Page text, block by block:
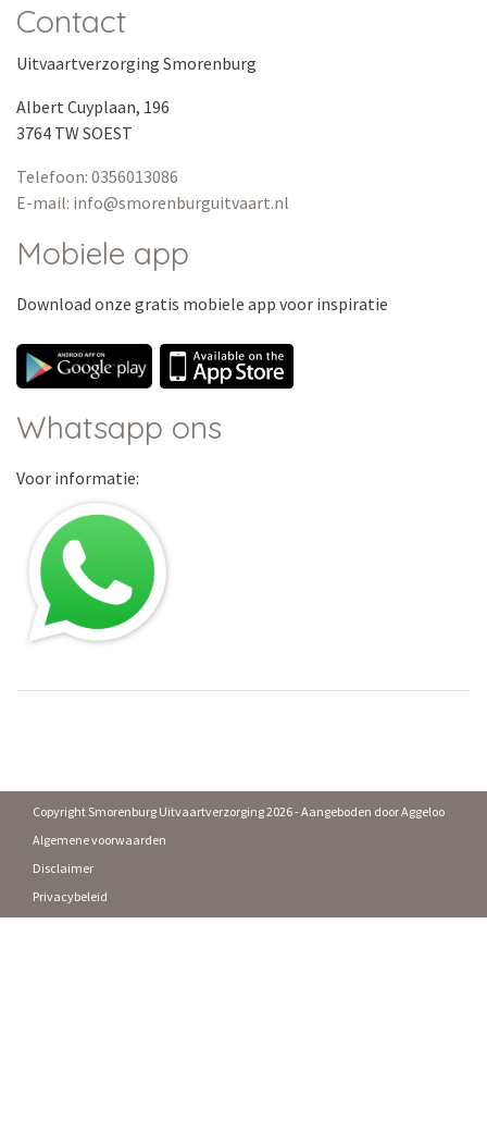
Contact
Uitvaartverzorging Smorenburg
Albert Cuyplaan, 196
3764 TW SOEST
Telefoon: 0356013086
E-mail: info@smorenburguitvaart.nl
Mobiele app
Download onze gratis mobiele app voor inspiratie
Whatsapp ons
Voor informatie:
Copyright Smorenburg Uitvaartverzorging 2026 - Aangeboden doorAggeloo
Algemene voorwaarden
Disclaimer
Privacybeleid